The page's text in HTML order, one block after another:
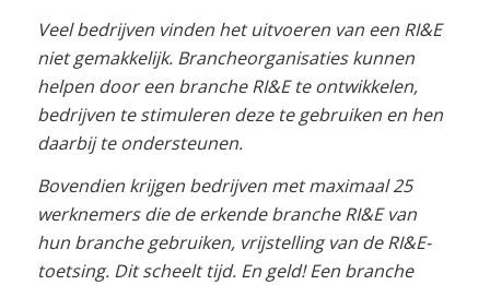
Veel bedrijven vinden het uitvoeren van een RI&E
niet gemakkelijk. Brancheorganisaties kunnen
helpen door een branche RI&E te ontwikkelen,
bedrijven te stimuleren deze te gebruiken en hen
daarbij te ondersteunen.
Bovendien krijgen bedrijven met maximaal 25
werknemers die de erkende branche RI&E van
hun branche gebruiken, vrijstelling van de RI&E-
toetsing. Dit scheelt tijd. En geld! Een branche